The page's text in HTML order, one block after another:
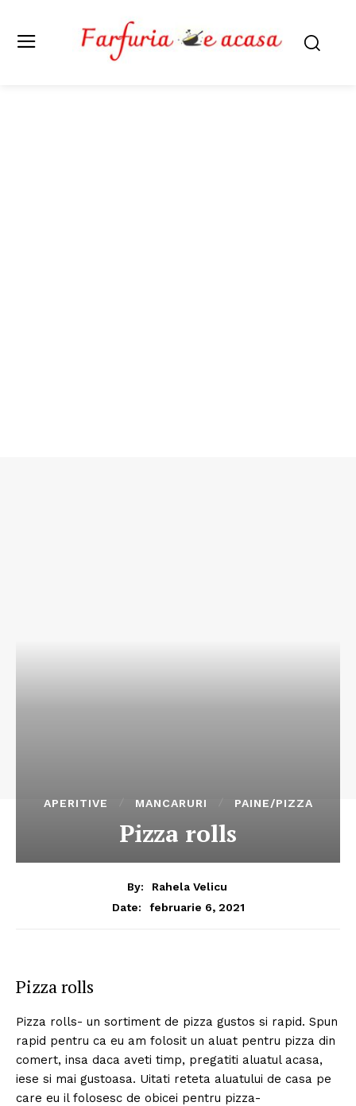
APERITIVE MANCARURI PAINE/PIZZA
Pizza rolls
By:
Rahela Velicu
Date:
februarie 6, 2021
Pizza rolls
Pizza rolls- un sortiment de pizza gustos si rapid. Spun
rapid pentru ca eu am folosit un aluat pentru pizza din
comert, insa daca aveti timp, pregatiti aluatul acasa,
iese si mai gustoasa. Uitati reteta aluatului de casa pe
care eu il folosesc de obicei pentru pizza-